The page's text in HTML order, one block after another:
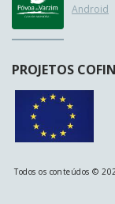
Android
PROJETOS
Todos os conteúdos ©